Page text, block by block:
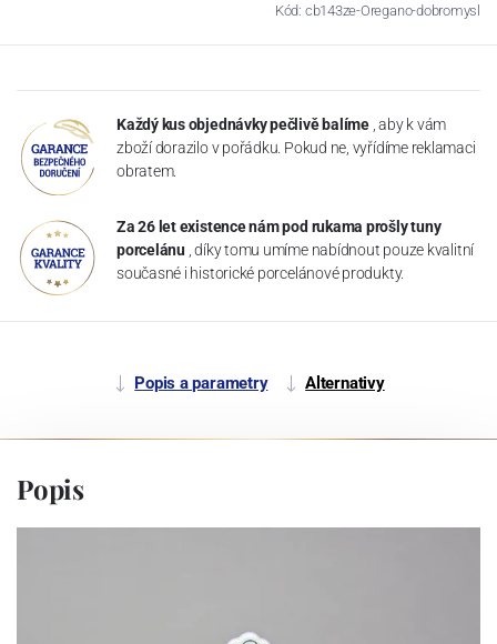
Kód: cb143ze-Oregano-dobromysl
Každý kus objednávky pečlivě balíme , aby k vám
zboží dorazilo v pořádku. Pokud ne, vyřídíme reklamaci
obratem.
Za 26 let existence nám pod rukama prošly tuny
porcelánu , díky tomu umíme nabídnout pouze kvalitní
současné i historické porcelánové produkty.
Popis a parametry Alternativy
Popis